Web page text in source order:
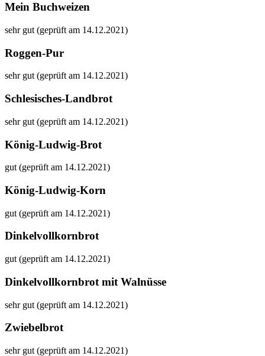
Mein Buchweizen
sehr gut (geprüft am 14.12.2021)
Roggen-Pur
sehr gut (geprüft am 14.12.2021)
Schlesisches-Landbrot
sehr gut (geprüft am 14.12.2021)
König-Ludwig-Brot
gut (geprüft am 14.12.2021)
König-Ludwig-Korn
gut (geprüft am 14.12.2021)
Dinkelvollkornbrot
gut (geprüft am 14.12.2021)
Dinkelvollkornbrot mit Walnüsse
sehr gut (geprüft am 14.12.2021)
Zwiebelbrot
sehr gut (geprüft am 14.12.2021)